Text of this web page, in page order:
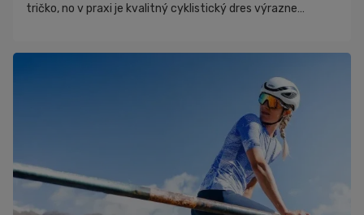
tričko, no v praxi je kvalitný cyklistický dres výrazne
vybrať model, ktorý bude vyhovovať práve tebe.